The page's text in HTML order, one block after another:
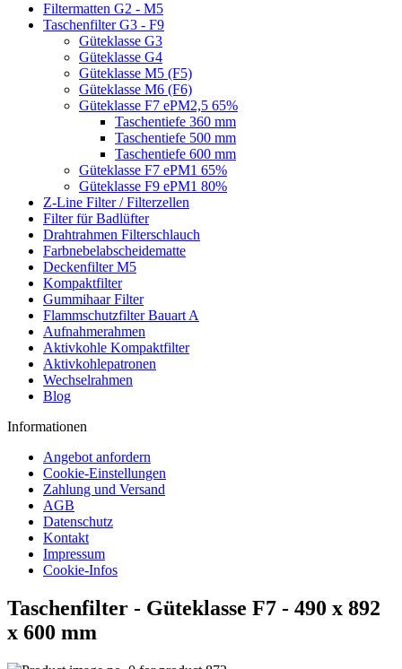
Filtermatten G2 - M5
Taschenfilter G3 - F9
Güteklasse G3
Güteklasse G4
Güteklasse M5 (F5)
Güteklasse M6 (F6)
Güteklasse F7 ePM2,5 65%
Taschentiefe 360 mm
Taschentiefe 500 mm
Taschentiefe 600 mm
Güteklasse F7 ePM1 65%
Güteklasse F9 ePM1 80%
Z-Line Filter / Filterzellen
Filter für Badlüfter
Drahtrahmen Filterschlauch
Farbnebelabscheidematte
Deckenfilter M5
Kompaktfilter
Gummihaar Filter
Flammschutzfilter Bauart A
Aufnahmerahmen
Aktivkohle Kompaktfilter
Aktivkohlepatronen
Wechselrahmen
Blog
Informationen
Angebot anfordern
Cookie-Einstellungen
Zahlung und Versand
AGB
Datenschutz
Kontakt
Impressum
Cookie-Infos
Taschenfilter - Güteklasse F7 - 490 x 892
x 600 mm